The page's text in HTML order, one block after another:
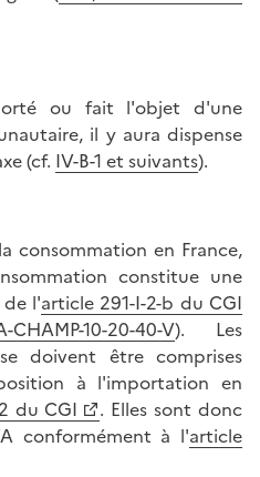
ou fait l'objet d'une
il y aura dispense
(cf. IV-B-1 et suivants).
consommation en France,
constitue une
l'article 291-I-2-b du CGI
CHAMP-10-20-40-V). Les
doivent être comprises
à l'importation en
du CGI
. Elles sont donc
conformément à l'article